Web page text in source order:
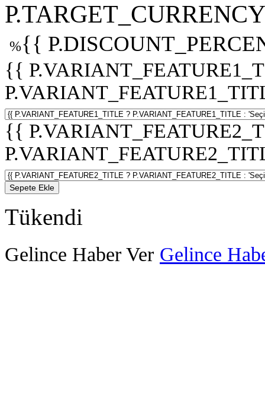
%{{
{{
{{
Sepete Ekle
Tükendi
Gelince Haber Ver Gelince